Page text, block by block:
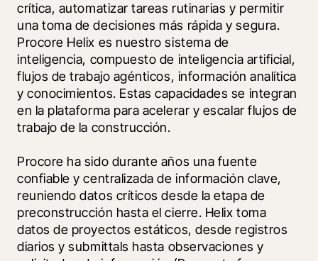
crítica, automatizar tareas rutinarias y permitir
una toma de decisiones más rápida y segura.
Procore Helix es nuestro sistema de
inteligencia, compuesto de inteligencia artificial,
flujos de trabajo agénticos, información analítica
y conocimientos. Estas capacidades se integran
en la plataforma para acelerar y escalar flujos de
trabajo de la construcción.
Procore ha sido durante años una fuente
confiable y centralizada de información clave,
reuniendo datos críticos desde la etapa de
preconstrucción hasta el cierre. Helix toma
datos de proyectos estáticos, desde registros
diarios y submittals hasta observaciones y